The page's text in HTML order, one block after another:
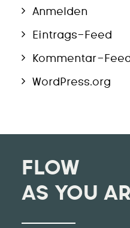
Anmelden
Eintrags-Feed
Kommentar-Feed
WordPress.org
FLOW
AS YOU